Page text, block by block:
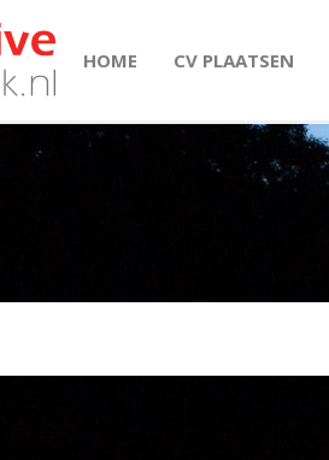
HOME CV PLAATSEN